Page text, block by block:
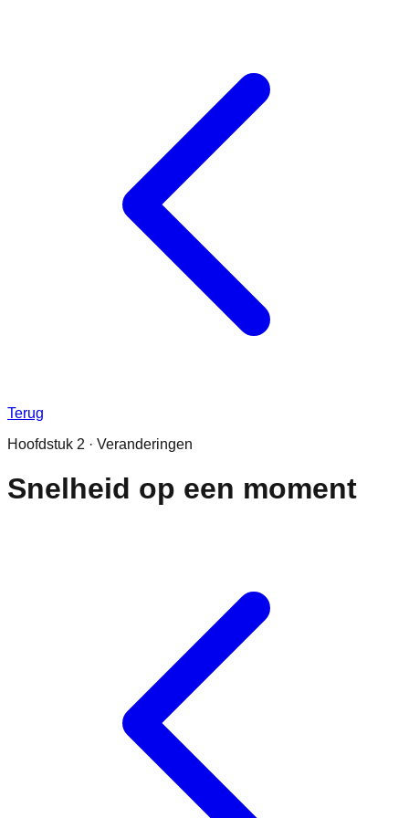
Terug
Hoofdstuk 2 · Veranderingen
Snelheid op een moment